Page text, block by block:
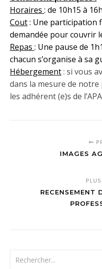
Horaires : de 10h15 à
Cout: Une participation
demandée pour couvrir
Repas : Une pause de
chacun s’organise à sa
Hébergement: si vous
dans la mesure de
les adhérent (e)s de
IMAGES
RECENSEMENT